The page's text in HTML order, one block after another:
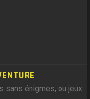
sans énigmes, ou jeux